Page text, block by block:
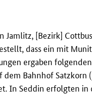
Jamlitz, [Bezirk]
dass ein mit
ergaben
dem Bahnhof Satzkorn (
In Seddin erfolgten in